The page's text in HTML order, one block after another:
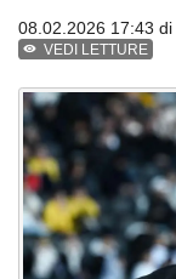
08.02.2026 17:43 di
VEDI LETTURE